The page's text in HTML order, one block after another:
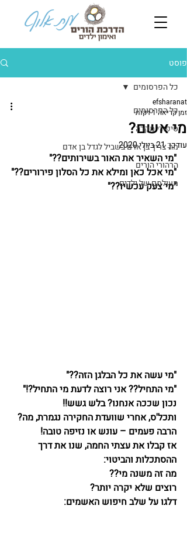
פוסט
כל הפרסומים
סיפורי מקרה
מה צריך בן אדם בשביל לגדל בן אדם
הרהורי הורים
מעולמם של ילדים
כל הפרסומים
מי אשם?
efsharanat
זמן קריאה 1 דקות
עודכן:21 ביולי 2020
"מי השאיר את האור בשירותים??"
"מי אכל כאן ומילא את כל הסלון פירורים??"
"מי צעק עכשיו??"
"מי עשה את כל הבלגן הזה??"
"מי התחיל?? אני רוצה לדעת מי התחיל?!"
נכון שככה אנחנו? בלש גשש!!
ותכל'ס, אחרי שוועדת החקירה נגמרת, מה?
הרבה פעמים – עונש או נזיפה טובה!
אז קבלו את עצתי החמה, שנו את דרך
ההסתכלות והביטוי:
מה זה משנה מי??
רוצים שלא יקרה יותר?
דלגו על שלב חיפוש האשמים: